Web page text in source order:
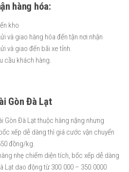
hàng hóa:
kho
và giao hàng hóa đến tận nơi nhận
và giao đến bãi xe tỉnh.
cầu khách hàng.
Gòn Đà Lạt
Gòn Đà Lạt thuộc hàng nặng nhưng
xếp dễ dàng thì giá cước vận chuyển
đồng/kg.
nhẹ chiếm diện tích, bốc xếp dễ dàng
Lạt dao động từ 300.000 – 350.0000